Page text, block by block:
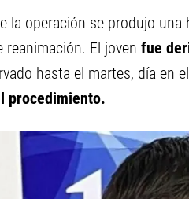
la operación se produjo
reanimación. El joven fue
hasta el martes, día en
procedimiento.